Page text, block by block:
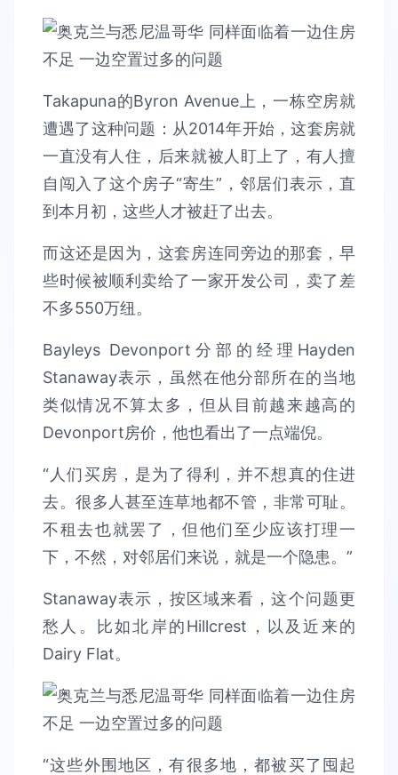
Takapuna的Byron Avenue上，一栋空房就
遭遇了这种问题：从2014年开始，这套房就
一直没有人住，后来就被人盯上了，有人擅
自闯入了这个房子“寄生”，邻居们表示，直
到本月初，这些人才被赶了出去。
而这还是因为，这套房连同旁边的那套，早
些时候被顺利卖给了一家开发公司，卖了差
不多550万纽。
Bayleys Devonport分部的经理Hayden
Stanaway表示，虽然在他分部所在的当地
类似情况不算太多，但从目前越来越高的
Devonport房价，他也看出了一点端倪。
“人们买房，是为了得利，并不想真的住进
去。很多人甚至连草地都不管，非常可耻。
不租去也就罢了，但他们至少应该打理一
下，不然，对邻居们来说，就是一个隐患。”
Stanaway表示，按区域来看，这个问题更
愁人。比如北岸的Hillcrest，以及近来的
Dairy Flat。
“这些外围地区，有很多地，都被买了囤起